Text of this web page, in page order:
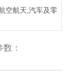
空航天,汽车及零
：